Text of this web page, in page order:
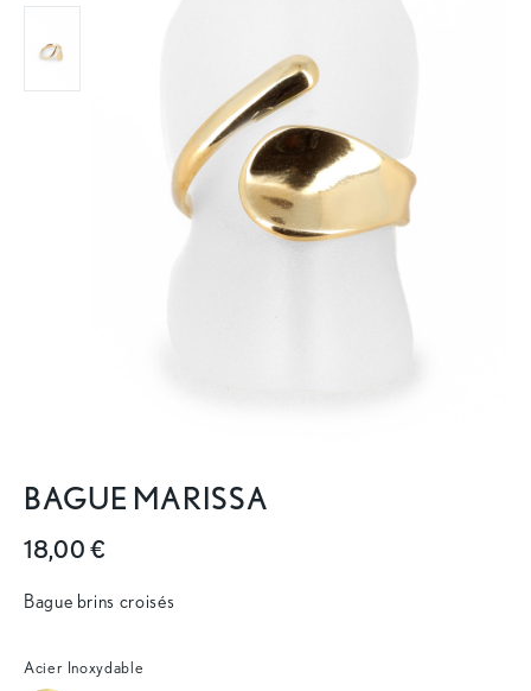
NOS
BAGUE MARISSA
18,00 €
Bague brins croisés
Acier Inoxydable